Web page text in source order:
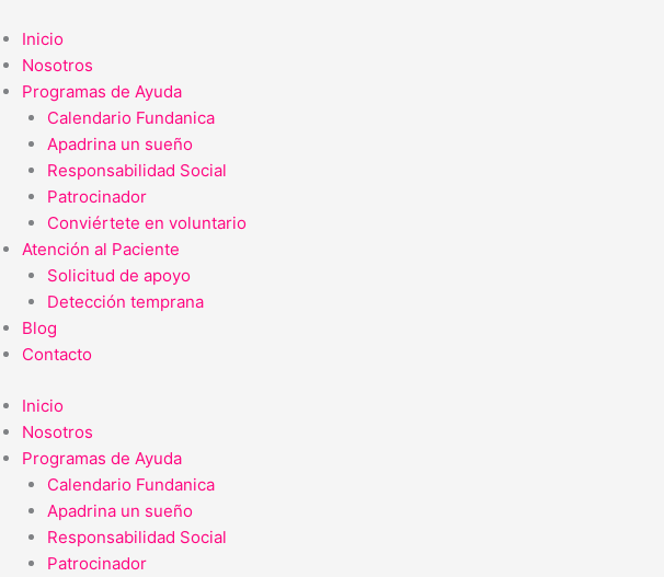
al
contenido
Inicio
Nosotros
Programas de Ayuda
Calendario Fundanica
Apadrina un sueño
Responsabilidad Social
Patrocinador
Conviértete en voluntario
Atención al Paciente
Solicitud de apoyo
Detección temprana
Blog
Contacto
Inicio
Nosotros
Programas de Ayuda
Calendario Fundanica
Apadrina un sueño
Responsabilidad Social
Patrocinador